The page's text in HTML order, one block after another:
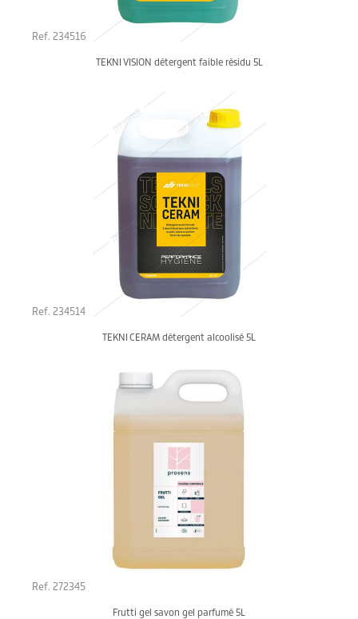
Ref. 234516
TEKNI VISION détergent faible résidu 5L
Ref. 234514
TEKNI CERAM détergent alcoolisé 5L
Ref. 272345
Frutti gel savon gel parfumé 5L